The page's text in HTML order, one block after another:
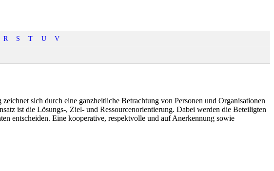
R S T U V
sich durch eine ganzheitliche Betrachtung von Personen und Organisationen
ist die Lösungs-, Ziel- und Ressourcenorientierung. Dabei werden die Beteiligten
entscheiden. Eine kooperative, respektvolle und auf Anerkennung sowie